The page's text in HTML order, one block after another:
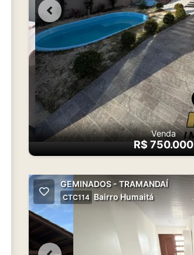
Venda
R$ 750.000
GEMINADOS - TRAMANDAÍ
CTC114 Bairro Humaitá